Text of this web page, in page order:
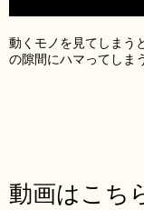
動くモノを見てしまう
の隙間にハマってしま
動画はこち